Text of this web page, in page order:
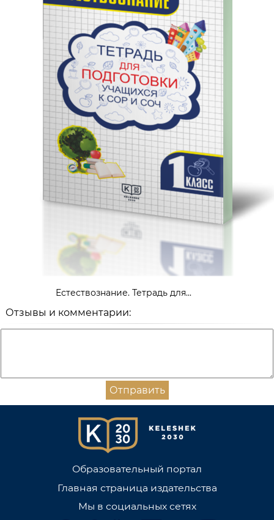
Естествознание. Тетрадь для...
Отзывы и комментарии:
Отправить
Образовательный портал
Главная страница издательства
Мы в социальных сетях